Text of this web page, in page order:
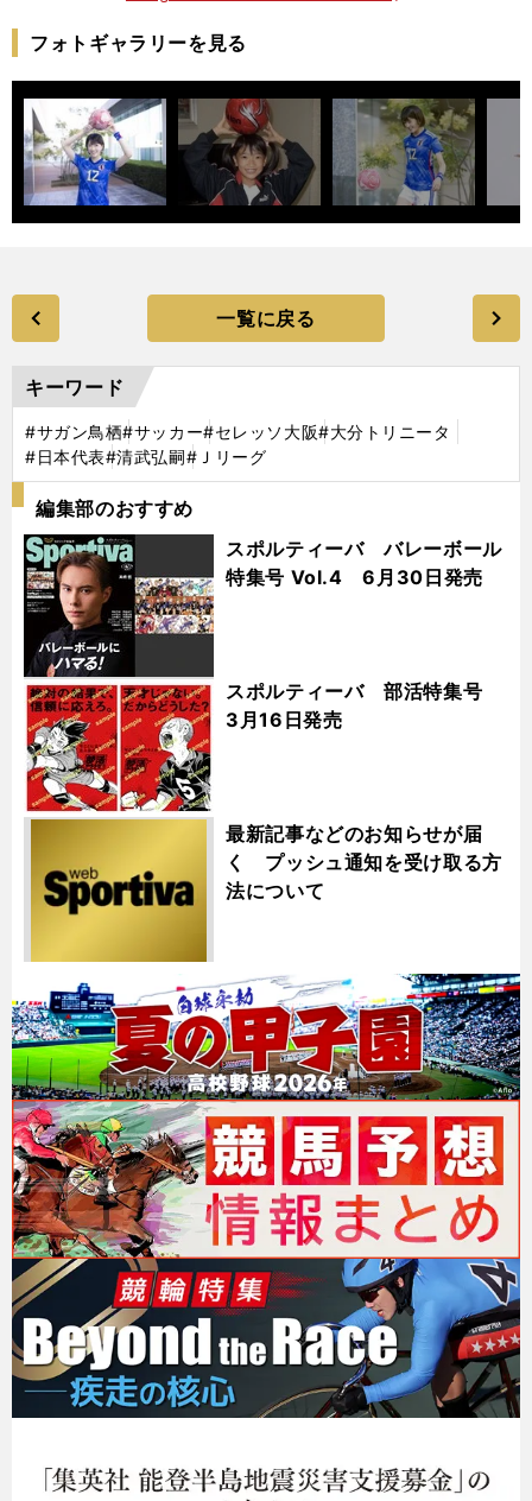
フォトギャラリーを見る
一覧に戻る
キーワード
#サガン鳥栖#サッカー#セレッソ大阪#大分トリニータ
#日本代表#清武弘嗣#Ｊリーグ
編集部のおすすめ
スポルティーバ バレーボール
特集号 Vol.4 6月30日発売
スポルティーバ 部活特集号
3月16日発売
最新記事などのお知らせが届
く プッシュ通知を受け取る方
法について